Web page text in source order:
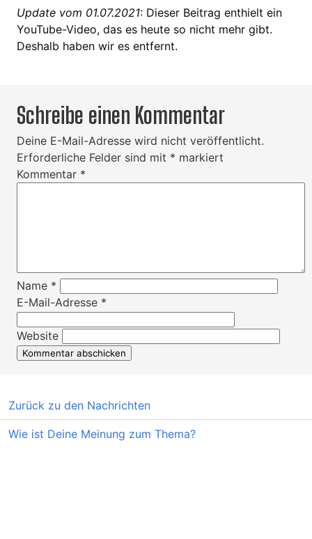
Update vom 01.07.2021: Dieser Beitrag enthielt ein
YouTube-Video, das es heute so nicht mehr gibt.
Deshalb haben wir es entfernt.
Schreibe einen Kommentar
Deine E-Mail-Adresse wird nicht veröffentlicht.
Erforderliche Felder sind mit * markiert
Kommentar *
Name *
E-Mail-Adresse *
Website
Zurück zu den Nachrichten
Wie ist Deine Meinung zum Thema?